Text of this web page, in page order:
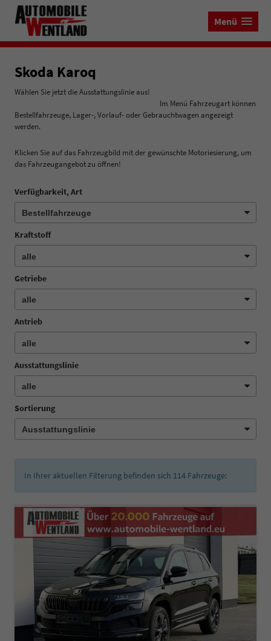
Menü
Skoda Karoq
Wählen Sie jetzt die Ausstattungslinie aus!
Im Menü Fahrzeugart können
Bestellfahrzeuge, Lager-, Vorlauf- oder Gebrauchtwagen angezeigt
werden.
Klicken Sie auf das Fahrzeugbild mit der gewünschte Motoriesierung, um
das Fahrzeugangebot zu öffnen!
Verfügbarkeit, Art
Kraftstoff
Getriebe
Antrieb
Ausstattungslinie
Sortierung
In Ihrer aktuellen Filterung befinden sich 114 Fahrzeuge: